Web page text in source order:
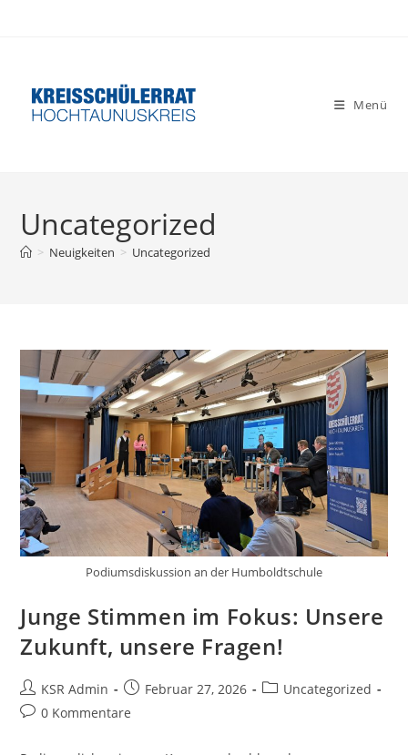
Menü
Uncategorized
> Neuigkeiten > Uncategorized
Podiumsdiskussion an der Humboldtschule
Junge Stimmen im Fokus: Unsere
Zukunft, unsere Fragen!
Beitrags-
Autor:
KSR Admin
Beitrag
veröffentlicht:
Februar 27, 2026
Beitrags-
Uncategorized
Beitrags-
0 Kommentare